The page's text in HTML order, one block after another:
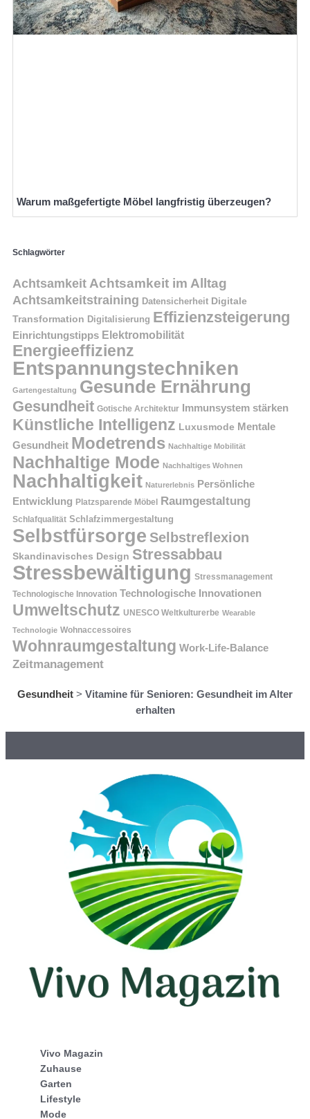
Warum maßgefertigte Möbel langfristig überzeugen?
Schlagwörter
Achtsamkeit Achtsamkeit im Alltag
Achtsamkeitstraining Datensicherheit Digitale
Transformation Digitalisierung Effizienzsteigerung
Einrichtungstipps Elektromobilität
Energieeffizienz
Entspannungstechniken
Gartengestaltung Gesunde Ernährung
Gesundheit Gotische Architektur Immunsystem stärken
Künstliche Intelligenz Luxusmode Mentale
Gesundheit Modetrends Nachhaltige Mobilität
Nachhaltige Mode Nachhaltiges Wohnen
Nachhaltigkeit Naturerlebnis Persönliche
Entwicklung Platzsparende Möbel Raumgestaltung
Schlafqualität Schlafzimmergestaltung
Selbstfürsorge Selbstreflexion
Skandinavisches Design Stressabbau
Stressbewältigung Stressmanagement
Technologische Innovation Technologische Innovationen
Umweltschutz UNESCO Weltkulturerbe Wearable
Technologie Wohnaccessoires
Wohnraumgestaltung Work-Life-Balance
Zeitmanagement
Gesundheit > Vitamine für Senioren: Gesundheit im Alter
erhalten
Vivo Magazin
Zuhause
Garten
Lifestyle
Mode